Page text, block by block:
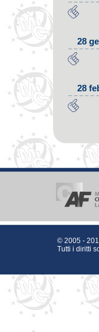
28
28
© 2005 -
Tutti i diritti